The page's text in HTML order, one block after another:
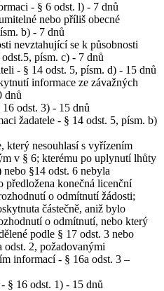
- § 6 odst. l) - 7 dnů
nebo příliš obecné
b) - 7 dnů
nevztahující se k působnosti
písm. c) - 7 dnů
- § 14 odst. 5, písm. d) - 15 dnů
informace ze závažných
dnů
odst. 3) - 15 dnů
žadatele - § 14 odst. 5, písm. b)
který nesouhlasí s vyřízením
v § 6; kterému po uplynutí lhůty
§14 odst. 6 nebyla
předložena konečná licenční
o odmítnutí žádosti;
částečně, aniž bylo
o odmítnutí, nebo který
podle § 17 odst. 3 nebo
odst. 2, požadovanými
informací - § 16a odst. 3 –
§ 16 odst. 1) - 15 dnů